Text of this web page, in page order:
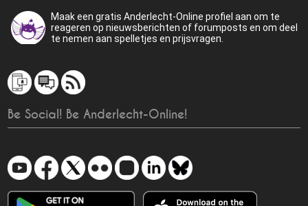
Maak een gratis Anderlecht-Online profiel aan om te
reageren op nieuwsberichten of forumposts en om deel
te nemen aan spelletjes en prijsvragen.
Be Social! Be Anderlecht-Online!